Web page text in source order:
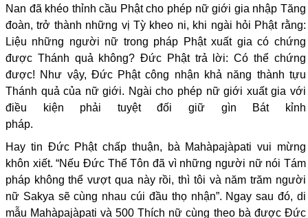
Nan đã khéo thỉnh cầu Phật cho phép nữ giới gia nhập Tăng
đoàn, trở thành những vị Tỳ kheo ni, khi ngài hỏi Phật rằng:
Liệu những người nữ trong pháp Phật xuất gia có chứng
được Thánh quả không? Đức Phật trả lời: Có thể chứng
được! Như vậy, Đức Phật công nhận khả năng thành tựu
Thánh quả của nữ giới. Ngài cho phép nữ giới xuất gia với
điều kiện phải tuyệt đối giữ gìn Bát kỉnh
pháp.
Hay tin Đức Phật chấp thuận, bà Mahàpajàpati vui mừng
khôn xiết. “Nếu Đức Thế Tôn đã vì những người nữ nói Tám
pháp không thể vượt qua này rồi, thì tôi và năm trăm người
nữ Sakya sẽ cùng nhau cúi đầu thọ nhận”. Ngay sau đó, di
mẫu Mahàpajàpati và 500 Thích nữ cùng theo bà được Đức